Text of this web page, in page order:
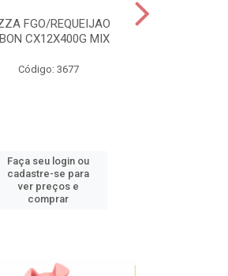
FGO/REQUEIJAO
CX12X400G MIX
Código: 3677
Faça seu login ou
cadastre-se para
ver preços e
comprar